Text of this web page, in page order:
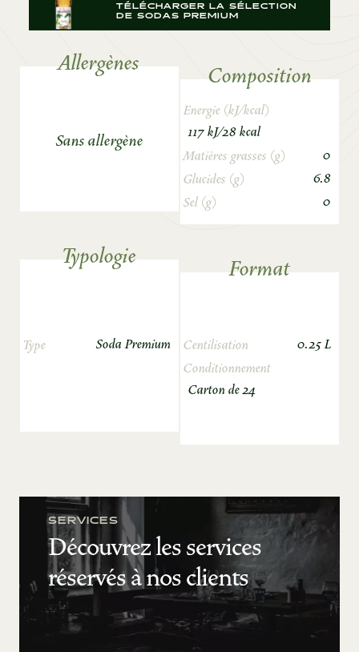
TÉLÉCHARGER LA SÉLECTION
DE SODAS PREMIUM
Allergènes
Sans allergène
Composition
Energie (kJ/kcal)
117 kJ/28 kcal
Matières grasses (g)
0
Glucides (g)
6.8
Sel (g)
0
Typologie
Type Soda Premium
Format
Centilisation
0.25 L
Conditionnement
Carton de 24
SERVICES
Découvrez les services
réservés à nos clients